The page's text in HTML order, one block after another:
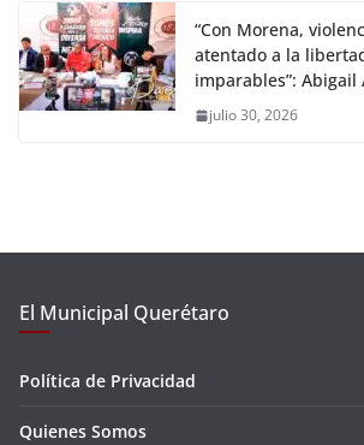
“Con Morena,
atentado a la
imparables”: Abigail
julio 30, 2026
El Municipal Querétaro
Política de Privacidad
Quienes Somos